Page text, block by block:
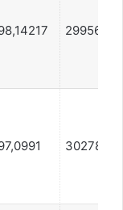
299567
302786